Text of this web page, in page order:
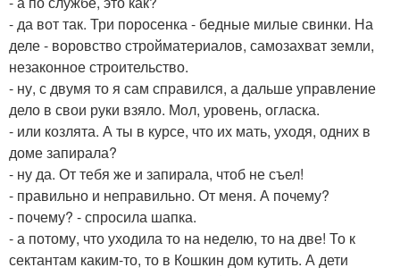
- да вот так. Три поросенка - бедные милые свинки. На
деле - воровство стройматериалов, самозахват земли,
незаконное строительство.
- ну, с двумя то я сам справился, а дальше управление
дело в свои руки взяло. Мол, уровень, огласка.
- или козлята. А ты в курсе, что их мать, уходя, одних в
доме запирала?
- ну да. От тебя же и запирала, чтоб не съел!
- правильно и неправильно. От меня. А почему?
- почему? - спросила шапка.
- а потому, что уходила то на неделю, то на две! То к
сектантам каким-то, то в Кошкин дом кутить. А дети